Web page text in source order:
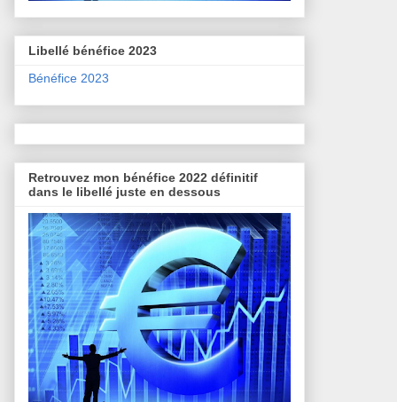
Libellé bénéfice 2023
Bénéfice 2023
Retrouvez mon bénéfice 2022 définitif
dans le libellé juste en dessous